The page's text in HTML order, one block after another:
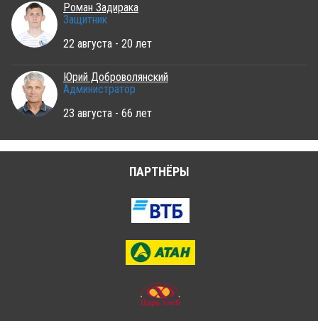
Роман Задирака
Защитник
22 августа - 20 лет
Юрий Доброволянский
Администратор
23 августа - 66 лет
ПАРТНЁРЫ